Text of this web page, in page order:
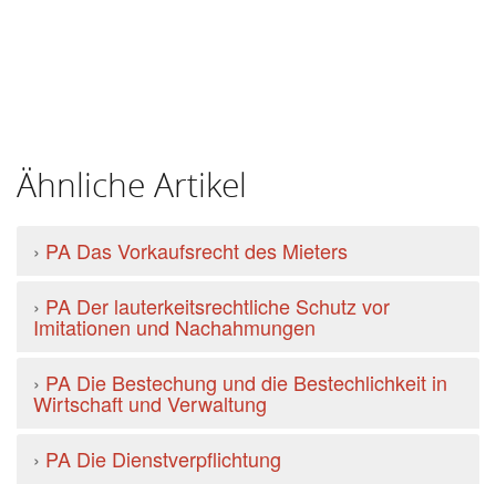
Ähnliche Artikel
› PA Das Vorkaufsrecht des Mieters
› PA Der lauterkeitsrechtliche Schutz vor
Imitationen und Nachahmungen
› PA Die Bestechung und die Bestechlichkeit in
Wirtschaft und Verwaltung
› PA Die Dienstverpflichtung